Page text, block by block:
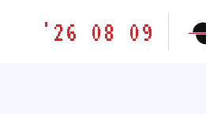
胶'26 08 09